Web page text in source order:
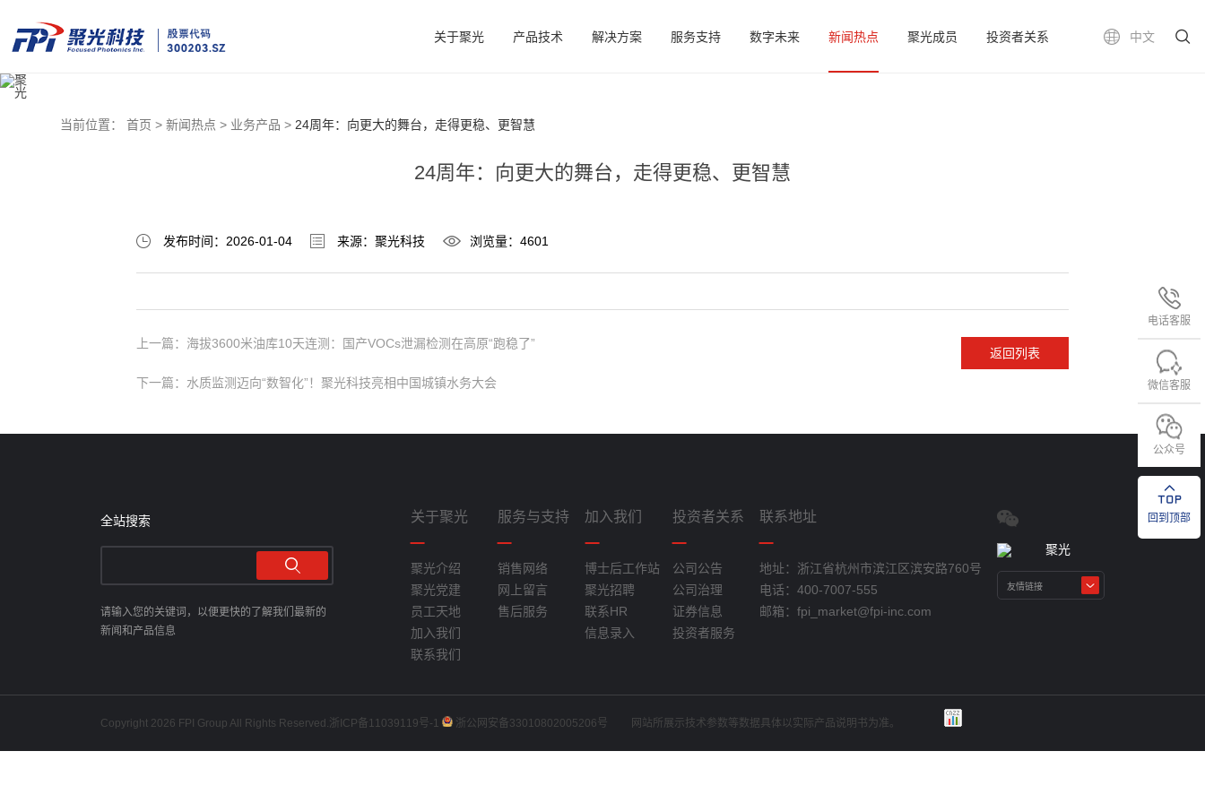
中文
关于聚光 产品技术 解决方案 服务支持 数字未来 新闻热点 聚光成员 投资者关系
电话客服
微信客服
公众号
回到顶部
当前位置： 首页 > 新闻热点 > 业务产品 > 24周年：向更大的舞台，走得更稳、更智慧
24周年：向更大的舞台，走得更稳、更智慧
发布时间：2026-01-04 来源：聚光科技 浏览量：4601
上一篇：海拔3600米油库10天连测：国产VOCs泄漏检测在高原“跑稳了”
下一篇：水质监测迈向“数智化”！聚光科技亮相中国城镇水务大会
返回列表
全站搜索
请输入您的关键词，以便更快的了解我们最新的
新闻和产品信息
关于聚光
聚光介绍
聚光党建
员工天地
加入我们
联系我们
服务与支持
销售网络
网上留言
售后服务
加入我们
博士后工作站
聚光招聘
联系HR
信息录入
投资者关系
公司公告
公司治理
证券信息
投资者服务
联系地址
地址：浙江省杭州市滨江区滨安路760号
电话：400-7007-555
邮箱：fpi_market@fpi-inc.com
Copyright 2026 FPI Group All Rights Reserved.浙ICP备11039119号-1 浙公网安备33010802005206号 网站所展示技术参数等数据具体以实际产品说明书为准。